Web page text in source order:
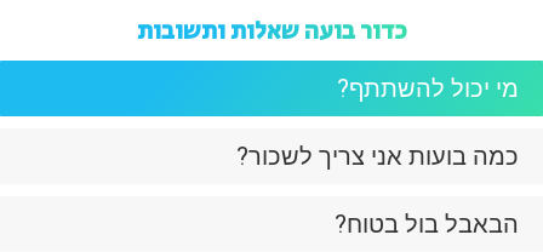
כדור בועה שאלות ותשובות
מי יכול להשתתף?
כמה בועות אני צריך לשכור?
הבאבל בול בטוח?